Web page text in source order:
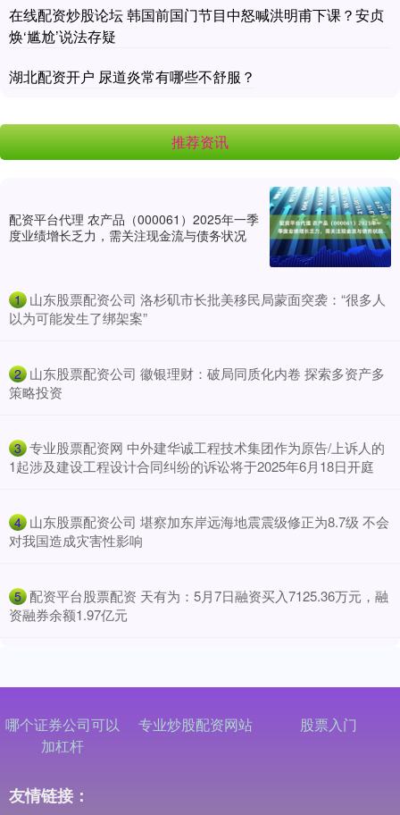
在线配资炒股论坛 韩国前国门节目中怒喊洪明甫下课？安贞
焕‘尴尬’说法存疑
湖北配资开户 尿道炎常有哪些不舒服？
推荐资讯
配资平台代理 农产品（000061）2025年一季
度业绩增长乏力，需关注现金流与债务状况
1 ​山东股票配资公司 洛杉矶市长批美移民局蒙面突袭：“很多人
以为可能发生了绑架案”
2 ​山东股票配资公司 徽银理财：破局同质化内卷 探索多资产多
策略投资
3 ​专业股票配资网 中外建华诚工程技术集团作为原告/上诉人的
1起涉及建设工程设计合同纠纷的诉讼将于2025年6月18日开庭
4 ​山东股票配资公司 堪察加东岸远海地震震级修正为8.7级 不会
对我国造成灾害性影响
5 ​配资平台股票配资 天有为：5月7日融资买入7125.36万元，融
资融券余额1.97亿元
哪个证券公司可以
加杠杆
专业炒股配资网站 股票入门
友情链接：